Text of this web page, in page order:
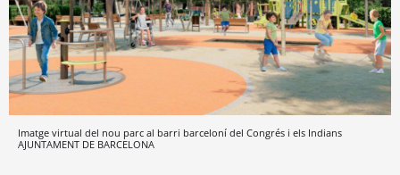
Imatge virtual del nou parc al barri barceloní del Congrés i els Indians
AJUNTAMENT DE BARCELONA